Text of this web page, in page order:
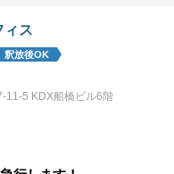
ィス
釈放後OK
11-5 KDX船橋ビル6階